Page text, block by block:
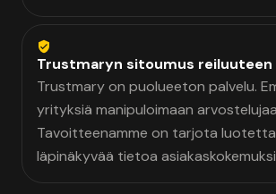
Trustmaryn sitoumus reiluuteen
Trustmary on puolueeton palvelu.
yrityksiä manipuloimaan
Tavoitteenamme on tarjota
läpinäkyvää tietoa